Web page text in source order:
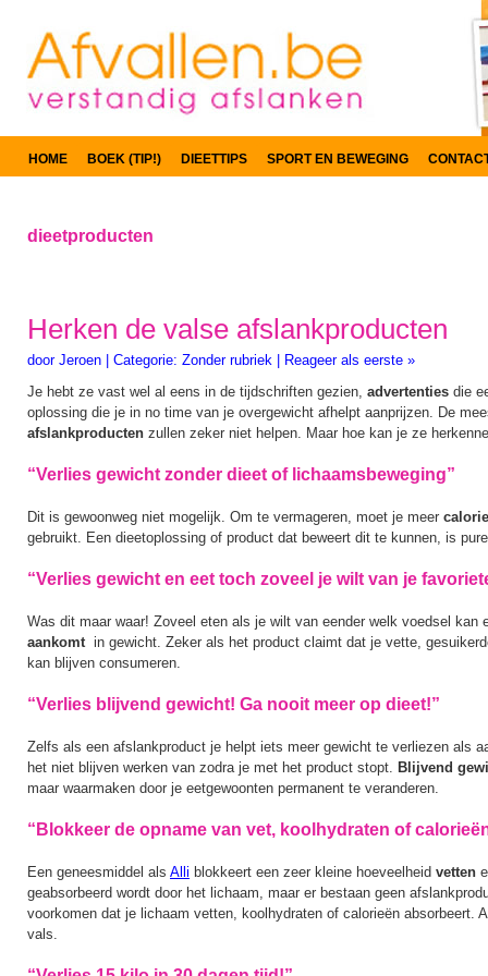
HOME BOEK (TIP!) DIEETTIPS SPORT EN BEWEGING
dieetproducten
Herken de valse afslankproducten
door Jeroen Categorie: Zonder rubriek
Reageer als eerste »
Je hebt ze vast wel al eens in de tijdschriften gezien, advertenties die
oplossing die je in no time van je overgewicht afhelpt aanprijzen. De
afslankproducten zullen zeker niet helpen. Maar hoe kan je ze
“Verlies gewicht zonder dieet of lichaamsbeweging”
Dit is gewoonweg niet mogelijk. Om te vermageren, moet je meer
gebruikt. Een dieetoplossing of product dat beweert dit te kunnen, is
“Verlies gewicht en eet toch zoveel je wilt van je
Was dit maar waar! Zoveel eten als je wilt van eender welk voedsel kan
aankomt in gewicht. Zeker als het product claimt dat je vette,
kan blijven consumeren.
“Verlies blijvend gewicht! Ga nooit meer op dieet!”
Zelfs als een afslankproduct je helpt iets meer gewicht te verliezen als
het niet blijven werken van zodra je met het product stopt. Blijvend
maar waarmaken door je eetgewoonten permanent te veranderen.
“Blokkeer de opname van vet, koolhydraten of
Een geneesmiddel als Alli blokkeert een zeer kleine hoeveelheid vetten
geabsorbeerd wordt door het lichaam, maar er bestaan geen
voorkomen dat je lichaam vetten, koolhydraten of calorieën absorbeert.
vals.